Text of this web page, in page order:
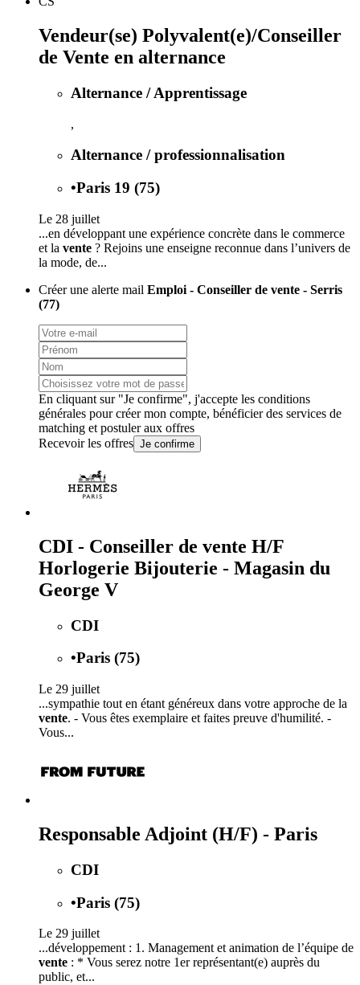
Vendeur(se) Polyvalent(e)/Conseiller
de Vente en alternance
Alternance / Apprentissage
,
Alternance / professionnalisation
•Paris 19 (75)
Le 28 juillet
...en développant une expérience concrète dans le commerce
et la vente ? Rejoins une enseigne reconnue dans l’univers de
la mode, de...
Créer une alerte mail Emploi - Conseiller de vente - Serris
(77)
En cliquant sur "Je confirme", j'accepte les conditions
générales pour créer mon compte, bénéficier des services de
matching et postuler aux offres
Recevoir les offres Je confirme
CDI - Conseiller de vente H/F
Horlogerie Bijouterie - Magasin du
George V
CDI
•Paris (75)
Le 29 juillet
...sympathie tout en étant généreux dans votre approche de la
vente. - Vous êtes exemplaire et faites preuve d'humilité. -
Vous...
Responsable Adjoint (H/F) - Paris
CDI
•Paris (75)
Le 29 juillet
...développement : 1. Management et animation de l’équipe de
vente : * Vous serez notre 1er représentant(e) auprès du
public, et...